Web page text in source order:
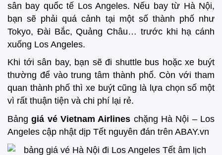
sân bay quốc tế Los Angeles. Nếu bay từ Hà Nội,
bạn sẽ phải quá cảnh tại một số thành phố như
Tokyo, Đài Bắc, Quảng Châu… trước khi hạ cánh
xuống Los Angeles.
Khi tới sân bay, bạn sẽ đi shuttle bus hoặc xe buýt
thường để vào trung tâm thành phố. Còn với tham
quan thành phố thì xe buýt cũng là lựa chọn số một
vì rất thuận tiện và chi phí lại rẻ.
Bảnggiá vé Vietnam Airlines chặng Hà Nội – Los
Angeles cập nhật dịp Tết nguyên đán trên ABAY.vn